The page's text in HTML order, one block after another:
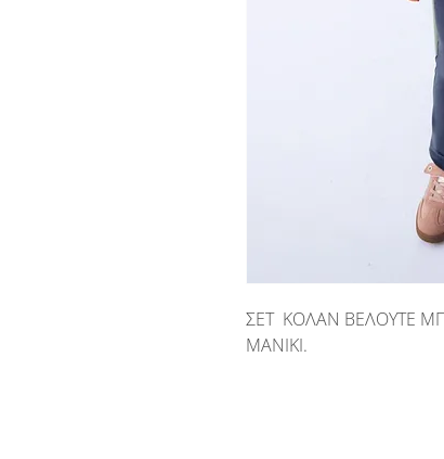
ΣΕΤ ΚΟΛΑΝ ΒΕΛΟΥΤΕ
ΜΑΝΙΚΙ.